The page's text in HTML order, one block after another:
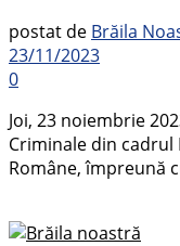
postat de Brăila
23/11/2023
0
Joi, 23 noiembrie
Criminale din
Române, împreună